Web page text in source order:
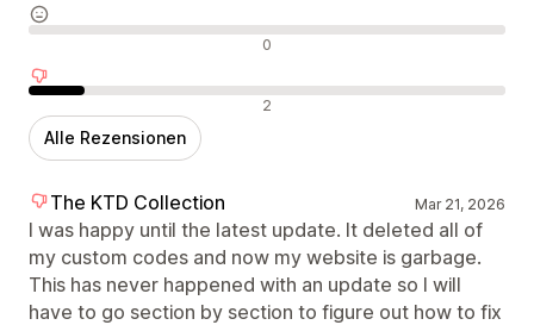
Neutrale Bewertungen 0
Negative Bewertungen 2
Alle Rezensionen
The KTD Collection Mar 21, 2026
I was happy until the latest update. It deleted all of
my custom codes and now my website is garbage.
This has never happened with an update so I will
have to go section by section to figure out how to fix